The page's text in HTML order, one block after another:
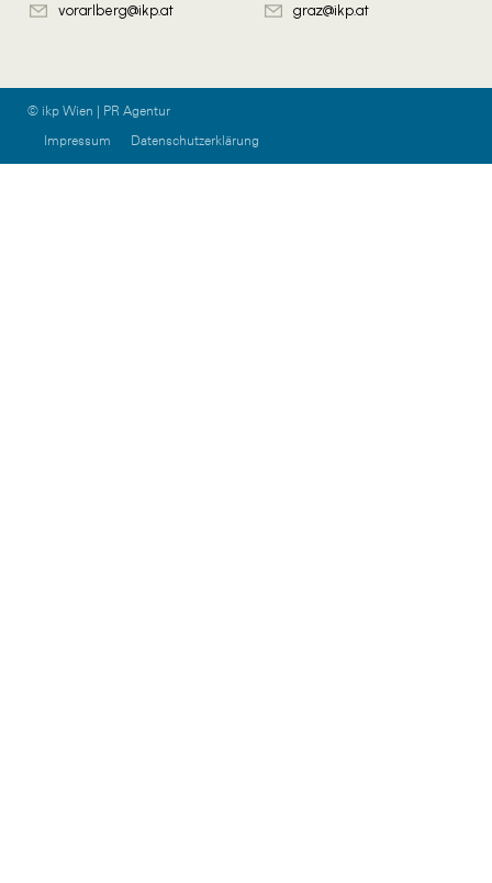
vorarlberg@ikp.at
graz@ikp.at
© ikp Wien | PR Agentur
Impressum
Datenschutzerklärung